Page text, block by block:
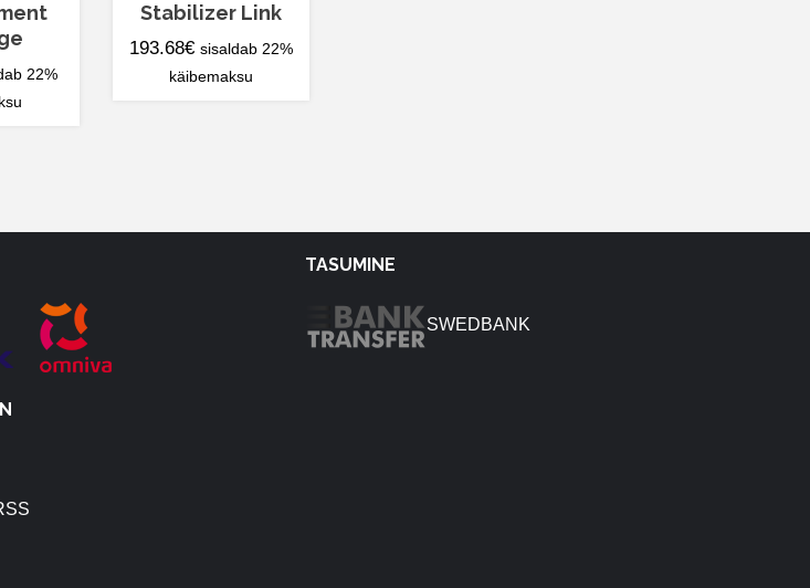
22%
Stabilizer Link
193.68€ sisaldab 22%
käibemaksu
TASUMINE
SWEDBANK